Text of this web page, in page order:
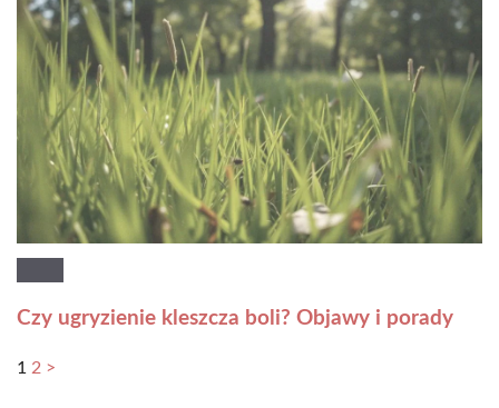
Czy ugryzienie kleszcza boli? Objawy i porady
1 2 >